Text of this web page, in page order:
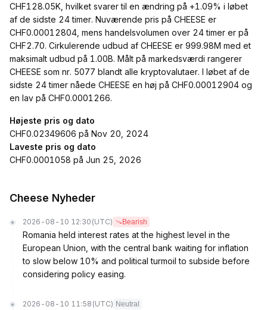
CHF128.05K, hvilket svarer til en ændring på +1.09% i løbet
af de sidste 24 timer. Nuværende pris på CHEESE er
CHF0.00012804, mens handelsvolumen over 24 timer er på
CHF2.70. Cirkulerende udbud af CHEESE er 999.98M med et
maksimalt udbud på 1.00B. Målt på markedsværdi rangerer
CHEESE som nr. 5077 blandt alle kryptovalutaer. I løbet af de
sidste 24 timer nåede CHEESE en høj på CHF0.00012904 og
en lav på CHF0.0001266.
Højeste pris og dato
CHF0.02349606 på Nov 20, 2024
Laveste pris og dato
CHF0.0001058 på Jun 25, 2026
Cheese Nyheder
2026-08-10 12:30 (UTC) Bearish
Romania held interest rates at the highest level in the
European Union, with the central bank waiting for inflation
to slow below 10% and political turmoil to subside before
considering policy easing.
2026-08-10 11:58 (UTC) Neutral